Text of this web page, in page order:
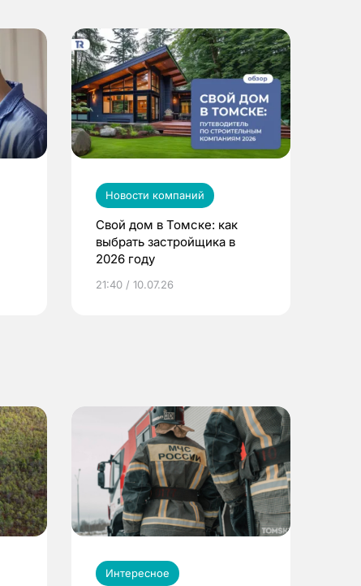
Новости компаний
Свой дом в Томске: как
выбрать застройщика в
2026 году
21:40 / 10.07.26
Интересное